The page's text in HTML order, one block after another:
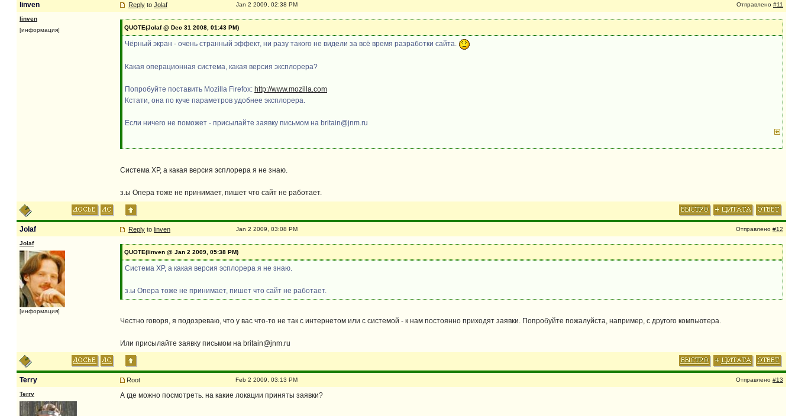
linven Reply to Jolaf Jan 2 2009, 02:38 PM Отправлено #11
linven
[информация]
QUOTE(Jolaf @ Dec 31 2008, 01:43 PM)
Чёрный экран - очень странный эффект, ни разу такого не видели за всё время разработки сайта.
Какая операционная система, какая версия эксплорера?
Попробуйте поставить Mozilla Firefox: http://www.mozilla.com
Кстати, она по куче параметров удобнее эксплорера.
Если ничего не поможет - присылайте заявку письмом на britain@jnm.ru
Cистема ХР, а какая версия эсплорера я не знаю.
з.ы Опера тоже не принимает, пишет что сайт не работает.
Jolaf Reply to linven Jan 2 2009, 03:08 PM Отправлено #12
Jolaf
[информация]
QUOTE(linven @ Jan 2 2009, 05:38 PM)
Cистема ХР, а какая версия эсплорера я не знаю.
з.ы Опера тоже не принимает, пишет что сайт не работает.
Честно говоря, я подозреваю, что у вас что-то не так с интернетом или с системой - к нам постоянно приходят заявки. Попробуйте пожалуйста, например, с другого компьютера.
Или присылайте заявку письмом на britain@jnm.ru
Terry Root Feb 2 2009, 03:13 PM Отправлено #13
Terry А где можно посмотреть. на какие локации приняты заявки?